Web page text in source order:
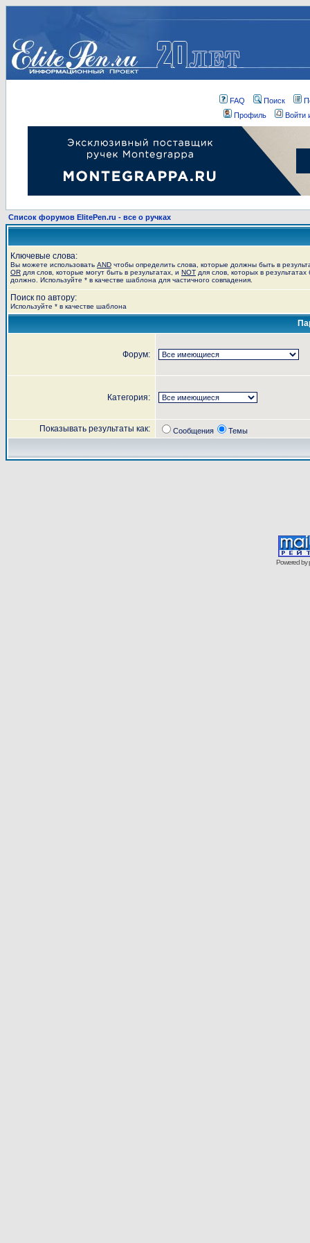
FAQ Поиск
Профиль
Войти
Список форумов ElitePen.ru - все о ручках
Ключевые слова:
Вы можете использовать AND чтобы определить слова, которые должны быть в
OR для слов, которые могут быть в результатах, и NOT для слов, которых в результатах
должно. Используйте * в качестве шаблона для частичного совпадения.
Поиск по автору:
Используйте * в качестве шаблона
Форум:
Категория:
Показывать результаты как: Сообщения Темы
Powered by